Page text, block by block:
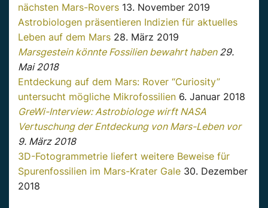
nächsten Mars-Rovers 13. November 2019
Astrobiologen präsentieren Indizien für aktuelles
Leben auf dem Mars 28. März 2019
Marsgestein könnte Fossilien bewahrt haben29.
Mai 2018
Entdeckung auf dem Mars: Rover “Curiosity”
untersucht mögliche Mikrofossilien 6. Januar 2018
GreWi-Interview: Astrobiologe wirft NASA
Vertuschung der Entdeckung von Mars-Leben vor
9. März 2018
3D-Fotogrammetrie liefert weitere Beweise für
Spurenfossilien im Mars-Krater Gale 30. Dezember
2018